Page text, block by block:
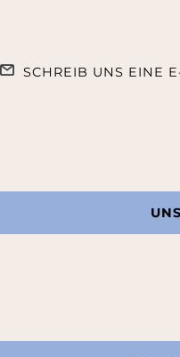
SCHREIB UNS EINE